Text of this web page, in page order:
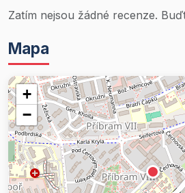
Zatím nejsou žádné recenze.
Mapa
+
−